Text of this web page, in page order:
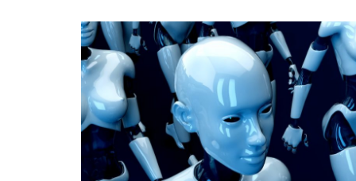
bokföring
och kanske något mer
Hur mycket har du i handen nu? Från
Innan du sätter priser på dina produkter i
skall ju tjäna pegar på din shop och inte